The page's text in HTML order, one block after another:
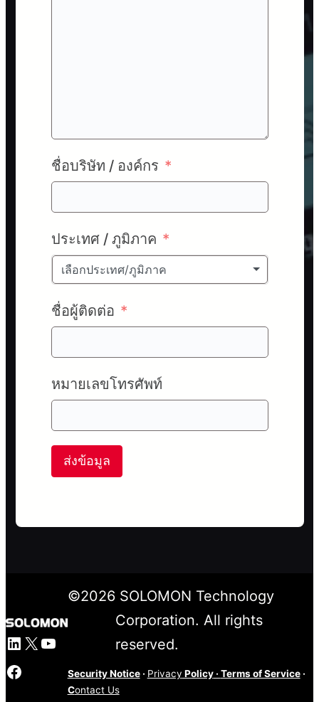
ชื่อบริษัท / องค์กร
ประเทศ / ภูมิภาค
เลือกประเทศ/ภูมิภาค
ชื่อผู้ติดต่อ
หมายเลขโทรศัพท์
ส่งข้อมูล
LinkedIn
X YouTube
©2026SOLOMON Technology
Corporation. All rights
reserved.
Security Notice· Privacy Policy· Terms of Service·
Contact Us